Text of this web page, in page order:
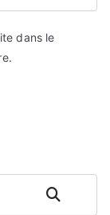
dans le
Rechercher